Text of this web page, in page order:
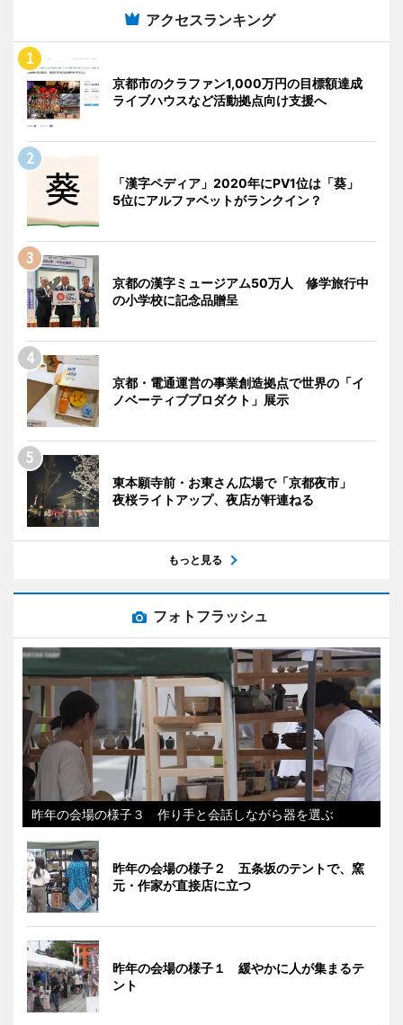
アクセスランキング
京都市のクラファン1,000万円の目標額達成
ライブハウスなど活動拠点向け支援へ
「漢字ペディア」2020年にPV1位は「葵」
5位にアルファベットがランクイン？
京都の漢字ミュージアム50万人 修学旅行中
の小学校に記念品贈呈
京都・電通運営の事業創造拠点で世界の「イ
ノベーティブプロダクト」展示
東本願寺前・お東さん広場で「京都夜市」
夜桜ライトアップ、夜店が軒連ねる
もっと見る
フォトフラッシュ
昨年の会場の様子３ 作り手と会話しながら器を選ぶ
昨年の会場の様子２ 五条坂のテントで、窯
元・作家が直接店に立つ
昨年の会場の様子１ 緩やかに人が集まるテ
ント